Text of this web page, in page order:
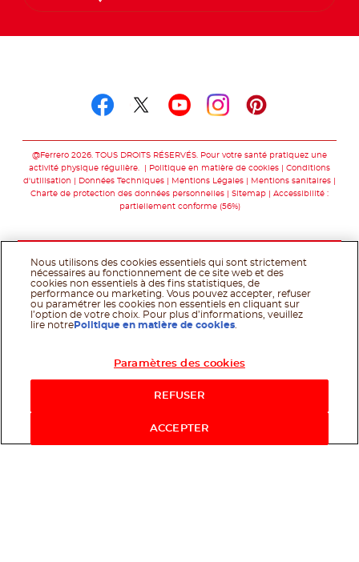
@Ferrero 2026. TOUS DROITS RÉSERVÉS. Pour votre santé pratiquez une
activité physique régulière.
Politique en matière de cookies
Conditions
d'utilisation
Données Techniques Mentions Légales
Mentions sanitaires
Charte de protection des données personnelles
Sitemap
Accessibilité :
partiellement conforme (56%)
Nous utilisons des cookies essentiels qui sont strictement
nécessaires au fonctionnement de ce site web et des
cookies non essentiels à des fins statistiques, de
performance ou marketing. Vous pouvez accepter, refuser
ou paramétrer les cookies non essentiels en cliquant sur
l’option de votre choix. Pour plus d’informations, veuillez
lire notre Politique en matière de cookies
Paramètres des cookies
REFUSER
ACCEPTER